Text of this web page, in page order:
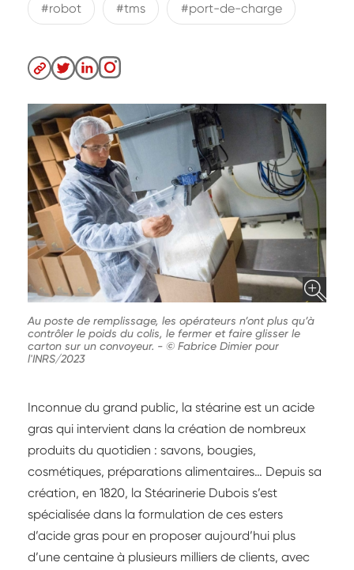
#robot #tms #port-de-charge
Au poste de remplissage, les opérateurs n’ont plus qu’à
contrôler le poids du colis, le fermer et faire glisser le
carton sur un convoyeur. - © Fabrice Dimier pour
l'INRS/2023
Inconnue du grand public, la stéarine est un acide
gras qui intervient dans la création de nombreux
produits du quotidien : savons, bougies,
cosmétiques, préparations alimentaires… Depuis sa
création, en 1820, la Stéarinerie Dubois s’est
spécialisée dans la formulation de ces esters
d’acide gras pour en proposer aujourd’hui plus
d’une centaine à plusieurs milliers de clients, avec